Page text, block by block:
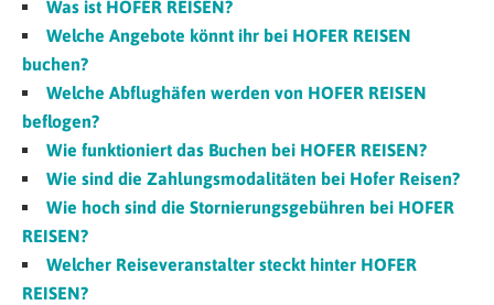
Was ist HOFER REISEN?
Welche Angebote könnt ihr bei HOFER REISEN
buchen?
Welche Abflughäfen werden von HOFER REISEN
beflogen?
Wie funktioniert das Buchen bei HOFER REISEN?
Wie sind die Zahlungsmodalitäten bei Hofer Reisen?
Wie hoch sind die Stornierungsgebühren bei HOFER
REISEN?
Welcher Reiseveranstalter steckt hinter HOFER
REISEN?